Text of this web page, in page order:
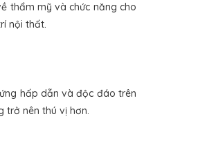
thẩm mỹ và chức năng cho
nội thất.
hấp dẫn và độc đáo trên
trở nên thú vị hơn.